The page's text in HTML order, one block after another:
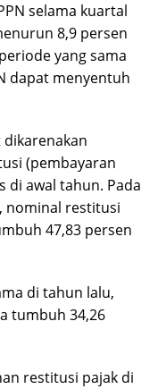
selama kuartal
8,9 persen
yang sama
dapat menyentuh
(pembayaran
di awal tahun. Pada
nominal restitusi
47,83 persen
di tahun lalu,
tumbuh 34,26
restitusi pajak di